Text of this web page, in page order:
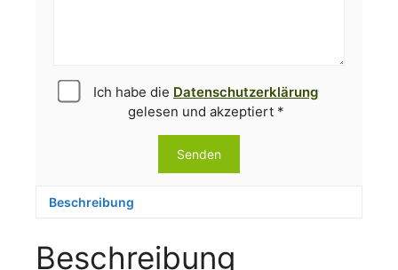
Ich habe die Datenschutzerklärung
gelesen und akzeptiert *
Beschreibung
Beschreibung